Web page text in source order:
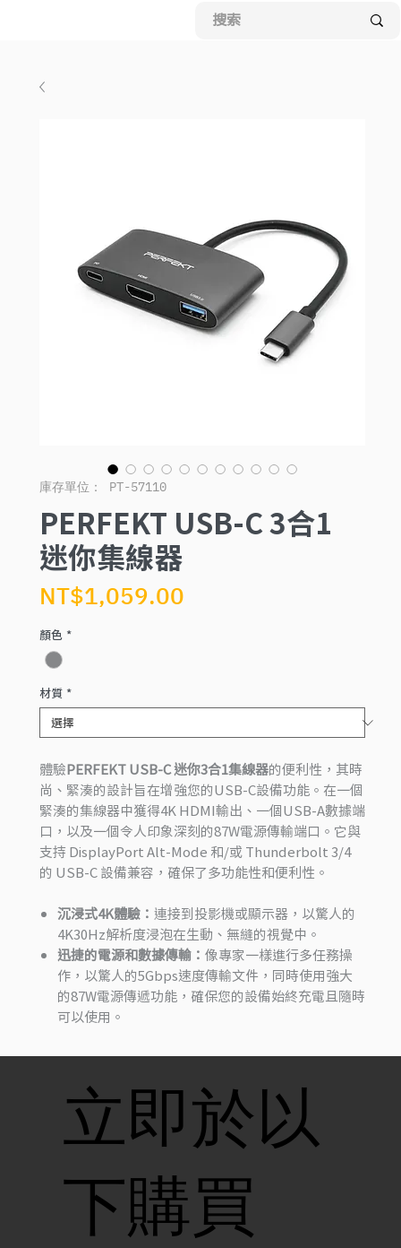
庫存單位： PT-57110
PERFEKT USB-C 3合1
迷你集線器
NT$1,059.00
顏色 *
材質 *
體驗PERFEKT USB-C 迷你3合1集線器的便利性，其時
尚、緊湊的設計旨在增強您的USB-C設備功能。在一個
緊湊的集線器中獲得4K HDMI輸出、一個USB-A數據端
口，以及一個令人印象深刻的87W電源傳輸端口。它與
支持 DisplayPort Alt-Mode 和/或 Thunderbolt 3/4
的 USB-C 設備兼容，確保了多功能性和便利性。
沉浸式4K體驗： 連接到投影機或顯示器，以驚人的
4K30Hz解析度浸泡在生動、無縫的視覺中。
迅捷的電源和數據傳輸： 像專家一樣進行多任務操
作，以驚人的5Gbps速度傳輸文件，同時使用強大
的87W電源傳遞功能，確保您的設備始終充電且隨時
可以使用。
立即於以
下購買